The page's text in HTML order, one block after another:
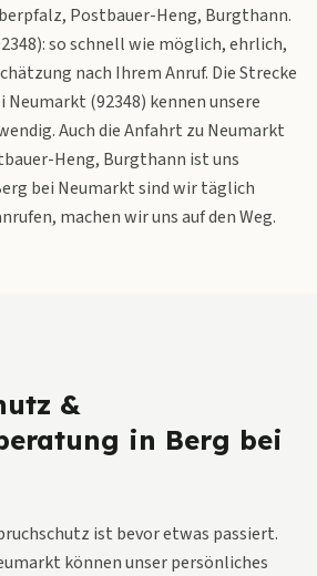
Postbauer-Heng, Burgthann.
so schnell wie möglich, ehrlich,
nach Ihrem Anruf. Die Strecke
Neumarkt (92348) kennen unsere
Auch die Anfahrt zu Neumarkt
Heng, Burgthann ist uns
bei Neumarkt sind wir täglich
machen wir uns auf den Weg.
&
in Berg bei
ist bevor etwas passiert.
können unser persönliches